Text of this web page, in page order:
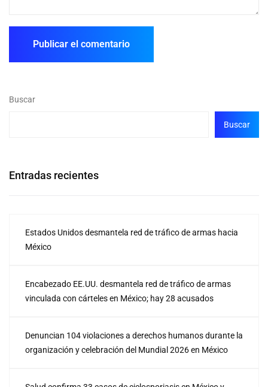
Buscar
Buscar
Entradas recientes
Estados Unidos desmantela red de tráfico de armas hacia
México
Encabezado EE.UU. desmantela red de tráfico de armas
vinculada con cárteles en México; hay 28 acusados
Denuncian 104 violaciones a derechos humanos durante la
organización y celebración del Mundial 2026 en México